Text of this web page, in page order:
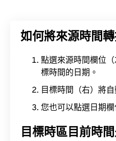
如何將來源時間
點選來源時間欄位
標時間的日期。
目標時間（右）將自
您也可以點選日期欄
目標時區目前時